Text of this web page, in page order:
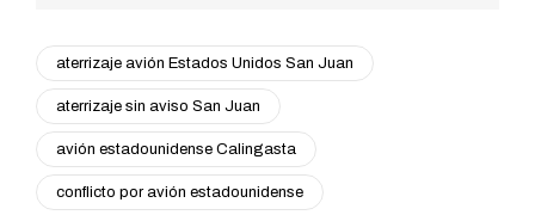
aterrizaje avión Estados Unidos San Juan
aterrizaje sin aviso San Juan
avión estadounidense Calingasta
conflicto por avión estadounidense